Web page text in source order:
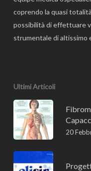
coprendo la quasi
possibilità di effettuare
strumentale di altissimo
Ultimi Articoli
20